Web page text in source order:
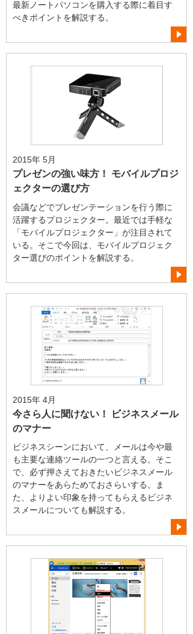
最新ノートパソコンを購入する際に着目す
べきポイントを解説する。
2015年 5月
プレゼンの強い味方！ モバイルプロジ
ェクターの選び方
会議などでプレゼンテーションを行う際に
活躍するプロジェクター。最近では手軽な
「モバイルプロジェクター」が注目されて
いる。そこで今回は、モバイルプロジェク
ター選びのポイントを解説する。
2015年 4月
今さら人に聞けない！ ビジネスメール
のマナー
ビジネスシーンにおいて、メールは今や最
も主要な連絡ツールの一つと言える。そこ
で、必ず押さえておきたいビジネスメール
のマナーをあらためておさらいする。ま
た、よりよい印象を持ってもらえるビジネ
スメールについても解説する。